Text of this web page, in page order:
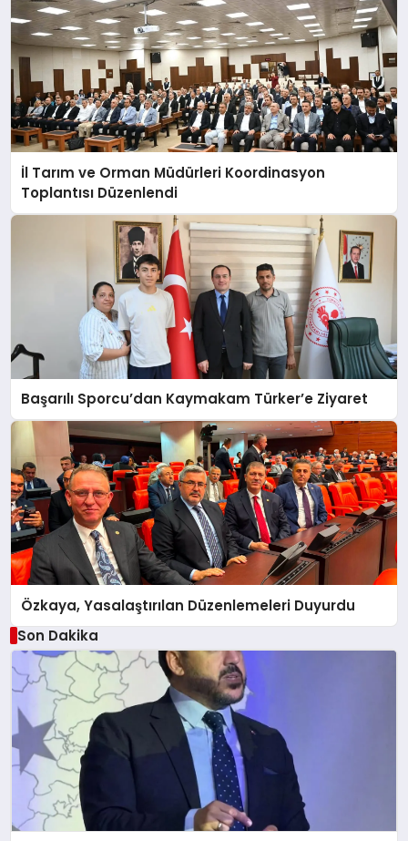
İl Tarım ve Orman Müdürleri Koordinasyon
Toplantısı Düzenlendi
Başarılı Sporcu’dan Kaymakam Türker’e Ziyaret
Özkaya, Yasalaştırılan Düzenlemeleri Duyurdu
Son Dakika